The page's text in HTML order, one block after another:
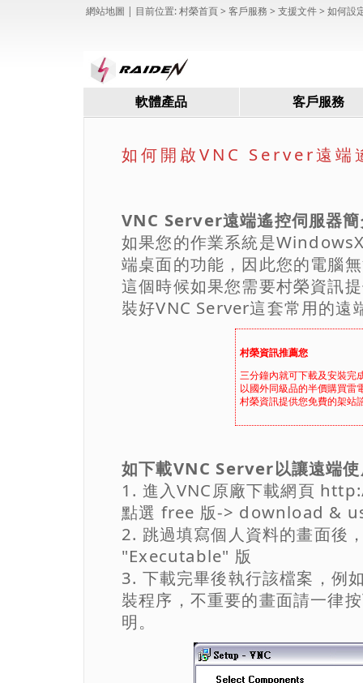
網站地圖 | 目前位置:村榮首頁> 客戶服務 > 支援文件> 如何設
軟體產品 客戶服務
如何開啟VNC Server遠端
VNC Server遠端遙控伺服器
如果您的作業系統是
端桌面的功能，因此您的電腦
這個時候如果您需要村榮資訊
裝好VNC Server這套常用的遠
村榮資訊推薦您
三分鐘內就可下載及安裝完
以國外同級品的半價購買雷
村榮資訊提供您免費的架站
如下載VNC Server以讓遠端
1. 進入VNC原廠下載網頁
點選 free 版-> download &
2. 跳過填寫個人資料的畫面
"Executable" 版
3. 下載完畢後執行該檔案，
裝程序，不重要的畫面請一律
明。